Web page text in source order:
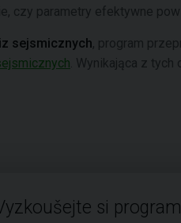
czy parametry efektywne
sejsmicznych, program
. Wynikająca z
si